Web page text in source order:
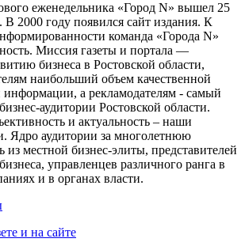
еженедельника «Город N» вышел 25
В 2000 году появился сайт издания. К
команда «Города N»
Миссия газеты и портала —
бизнеса в Ростовской области,
наибольший объем качественной
информации, а рекламодателям - самый
аудитории Ростовской области.
и актуальность – наши
Ядро аудитории за многолетнюю
местной бизнес-элиты, представителей
управленцев различного ранга в
и в органах власти.
и на сайте